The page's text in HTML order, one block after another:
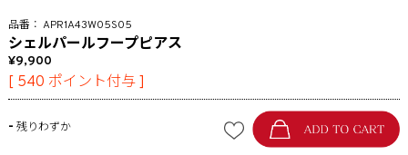
APR1A43W05S05
シェルパールフープピアス
9,900
[ 540 ポイント付与 ]
- 残りわずか